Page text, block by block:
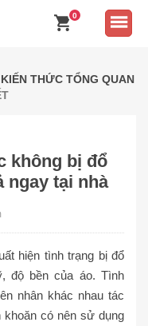
0
KIẾN THỨC TỔNG QUAN
không bị đổ
ngay tại nhà
hiện tình trạng bị đổ
độ bền của áo. Tình
nhân khác nhau tác
khoăn có nên sử dụng